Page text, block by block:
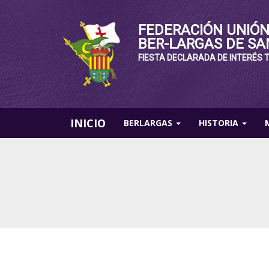
FEDERACIÓN
BER-LARGAS DE
FIESTA DECLARADA DE INTERÉS
INICIO BERLARGAS HISTORIA